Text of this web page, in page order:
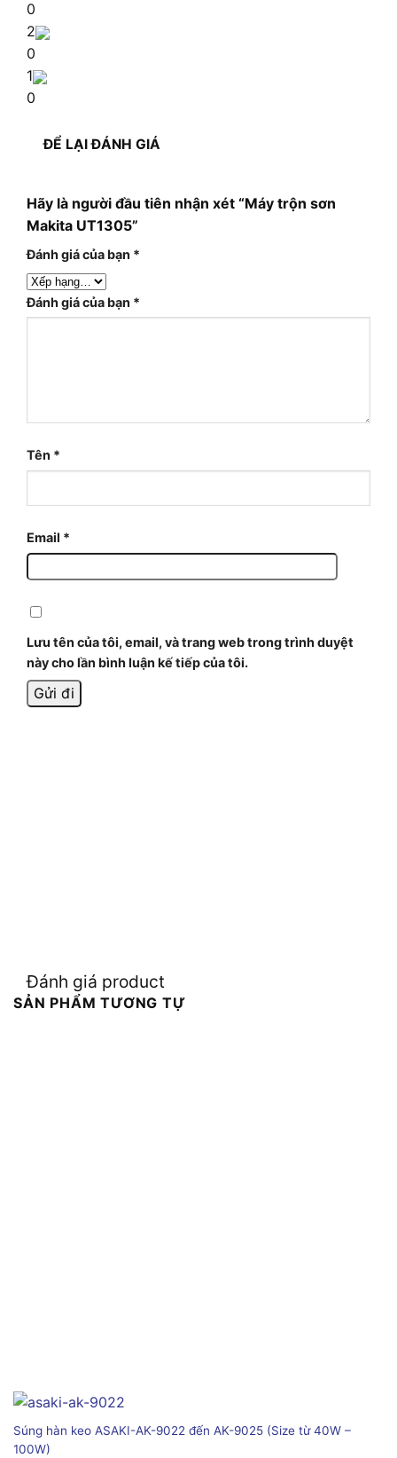
0
2
0
1
0
ĐỂ LẠI ĐÁNH GIÁ
Hãy là người đầu tiên nhận xét “Máy trộn sơn
Makita UT1305”
Đánh giá của bạn *
Đánh giá của bạn *
Tên *
Email *
Lưu tên của tôi, email, và trang web trong trình duyệt
này cho lần bình luận kế tiếp của tôi.
Đánh giá product
SẢN PHẨM TƯƠNG TỰ
Súng hàn keo ASAKI-AK-9022 đến AK-9025 (Size từ 40W –
100W)